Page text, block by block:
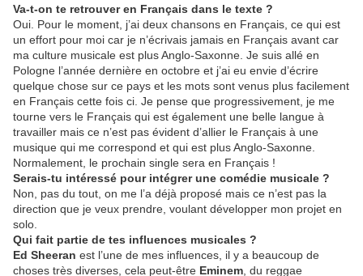
Va-t-on te retrouver en Français dans le texte ?
Oui. Pour le moment, j’ai deux chansons en Français, ce qui est
un effort pour moi car je n’écrivais jamais en Français avant car
ma culture musicale est plus Anglo-Saxonne. Je suis allé en
Pologne l’année dernière en octobre et j’ai eu envie d’écrire
quelque chose sur ce pays et les mots sont venus plus facilement
en Français cette fois ci. Je pense que progressivement, je me
tourne vers le Français qui est également une belle langue à
travailler mais ce n’est pas évident d’allier le Français à une
musique qui me correspond et qui est plus Anglo-Saxonne.
Normalement, le prochain single sera en Français !
Serais-tu intéressé pour intégrer une comédie musicale ?
Non, pas du tout, on me l’a déjà proposé mais ce n’est pas la
direction que je veux prendre, voulant développer mon projet en
solo.
Qui fait partie de tes influences musicales ?
Ed Sheeran est l’une de mes influences, il y a beaucoup de
choses très diverses, cela peut-être Eminem , du reggae